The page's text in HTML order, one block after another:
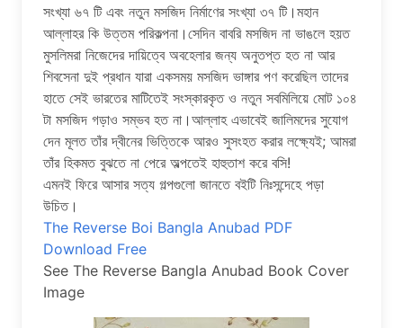
সংখ্যা ৬৭ টি এবং নতুন মসজিদ নির্মাণের সংখ্যা ৩৭ টি।মহান
আল্লাহর কি উত্তম পরিকল্পনা।সেদিন বাবরি মসজিদ না ভাঙলে হয়ত
মুসলিমরা নিজেদের দায়িত্বে অবহেলার জন্য অনুতপ্ত হত না আর
শিবসেনা দুই প্রধান যারা একসময় মসজিদ ভাঙ্গার পণ করেছিল তাদের
হাতে সেই ভারতের মাটিতেই সংস্কারকৃত ও নতুন সবমিলিয়ে মোট ১০৪
টা মসজিদ গড়াও সম্ভব হত না।আল্লাহ এভাবেই জালিমদের সুযোগ
দেন মূলত তাঁর দ্বীনের ভিত্তিকে আরও সুসংহত করার লক্ষ্যেই; আমরা
তাঁর হিকমত বুঝতে না পেরে অল্পতেই হাহুতাশ করে বসি!
এমনই ফিরে আসার সত্য গল্পগুলো জানতে বইটি নিঃসন্দেহে পড়া
উচিত।
The Reverse Boi Bangla Anubad PDF
Download Free
See The Reverse Bangla Anubad Book Cover
Image